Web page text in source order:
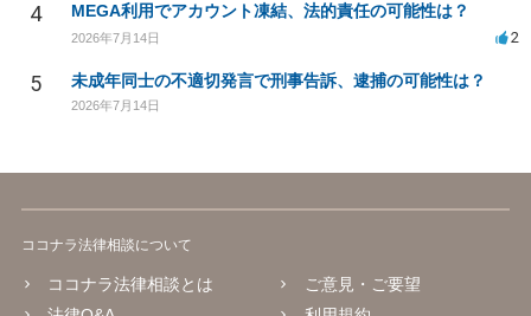
4 MEGA利用でアカウント凍結、法的責任の可能性は？
2026年7月14日 2
5 未成年同士の不適切発言で刑事告訴、逮捕の可能性は？
2026年7月14日
ココナラ法律相談について
ココナラ法律相談とは
ご意見・ご要望